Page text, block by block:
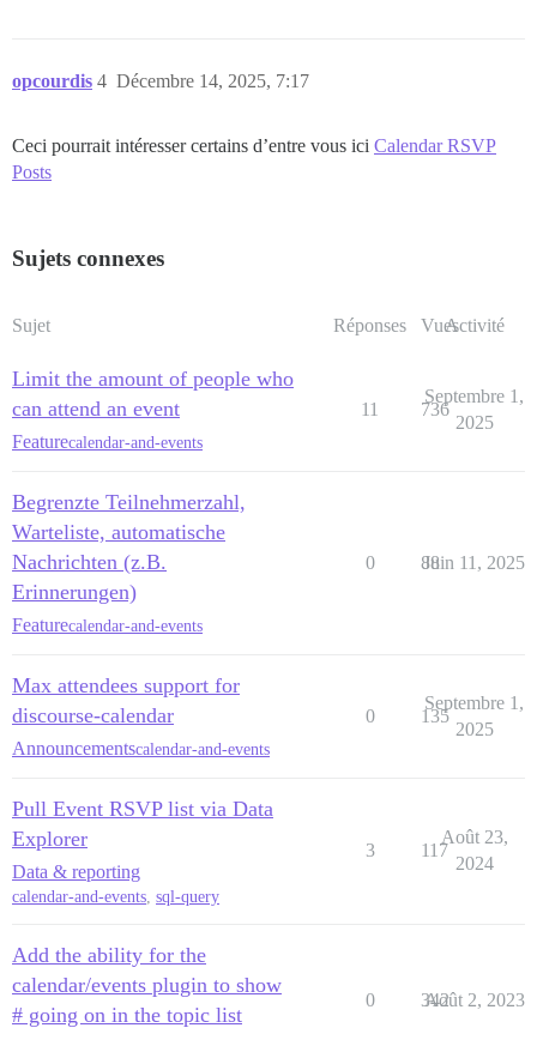
opcourdis Décembre 14, 2025, 7:17
4
Ceci pourrait intéresser certains d’entre vous ici Calendar RSVP
Posts
Sujets connexes
Sujet Réponses VuesActivité
Limit the amount of people who
can attend an event
Featurecalendar-and-events
11 736
Septembre 1,
2025
Begrenzte Teilnehmerzahl,
Warteliste, automatische
Nachrichten (z.B.
Erinnerungen)
Featurecalendar-and-events
0 88
Juin 11, 2025
Max attendees support for
discourse-calendar
Announcementscalendar-and-events
0 135
Septembre 1,
2025
Pull Event RSVP list via Data
Explorer
Data & reporting
calendar-and-events, sql-query
3 117
Août 23,
2024
Add the ability for the
calendar/events plugin to show
# going on in the topic list
0 342
Août 2, 2023